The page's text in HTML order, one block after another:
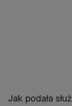
Jak podała